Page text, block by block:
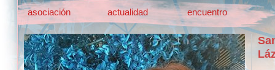
asociación actualidad encuentro